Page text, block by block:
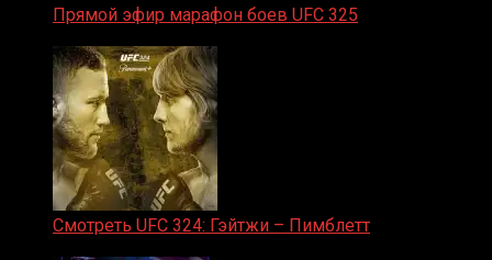
Прямой эфир марафон боев UFC 325
Смотреть UFC 324: Гэйтжи – Пимблетт